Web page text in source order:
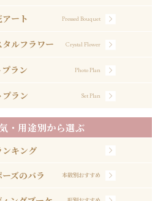
ート Pressed Bouquet
タルフラワー Crystal Flower
プラン Photo Plan
ラン Set Plan
・用途別から選ぶ
ンキング
ーズのバラ 本数別おすすめ